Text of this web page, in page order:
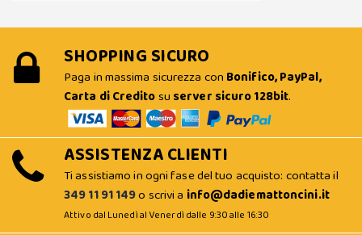
SHOPPING SICURO
Paga in massima sicurezza con Bonifico, PayPal,
Carta di Creditosu server sicuro 128bit.
ASSISTENZA CLIENTI
Ti assistiamo in ogni fase del tuo acquisto: contatta il
349 11 91 149o scrivi a info@dadiemattoncini.it
Attivo dal Lunedì al Venerdì dalle 9:30 alle 16:30